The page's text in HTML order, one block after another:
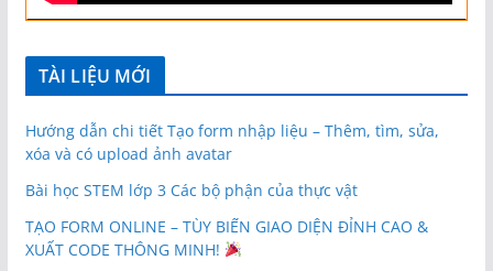
TÀI LIỆU MỚI
Hướng dẫn chi tiết Tạo form nhập liệu – Thêm, tìm, sửa,
xóa và có upload ảnh avatar
Bài học STEM lớp 3 Các bộ phận của thực vật
TẠO FORM ONLINE – TÙY BIẾN GIAO DIỆN ĐỈNH CAO &
XUẤT CODE THÔNG MINH!